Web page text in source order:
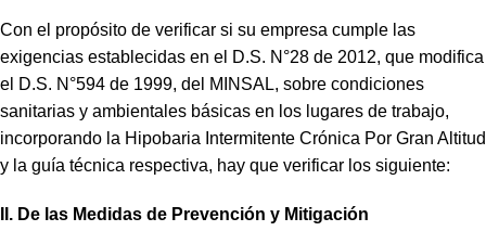
Con el propósito de verificar si su empresa cumple las
exigencias establecidas en el D.S. N°28 de 2012, que modifica
el D.S. N°594 de 1999, del MINSAL, sobre condiciones
sanitarias y ambientales básicas en los lugares de trabajo,
incorporando la Hipobaria Intermitente Crónica Por Gran Altitud
y la guía técnica respectiva, hay que verificar los siguiente:
II. De las Medidas de Prevención y Mitigación